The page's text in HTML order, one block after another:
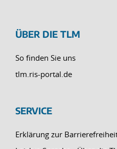
ÜBER DIE TLM
So finden Sie uns
tlm.ris-portal.de
SERVICE
Erklärung zur